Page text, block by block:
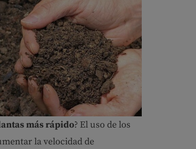
más rápido? El uso de los
la velocidad de